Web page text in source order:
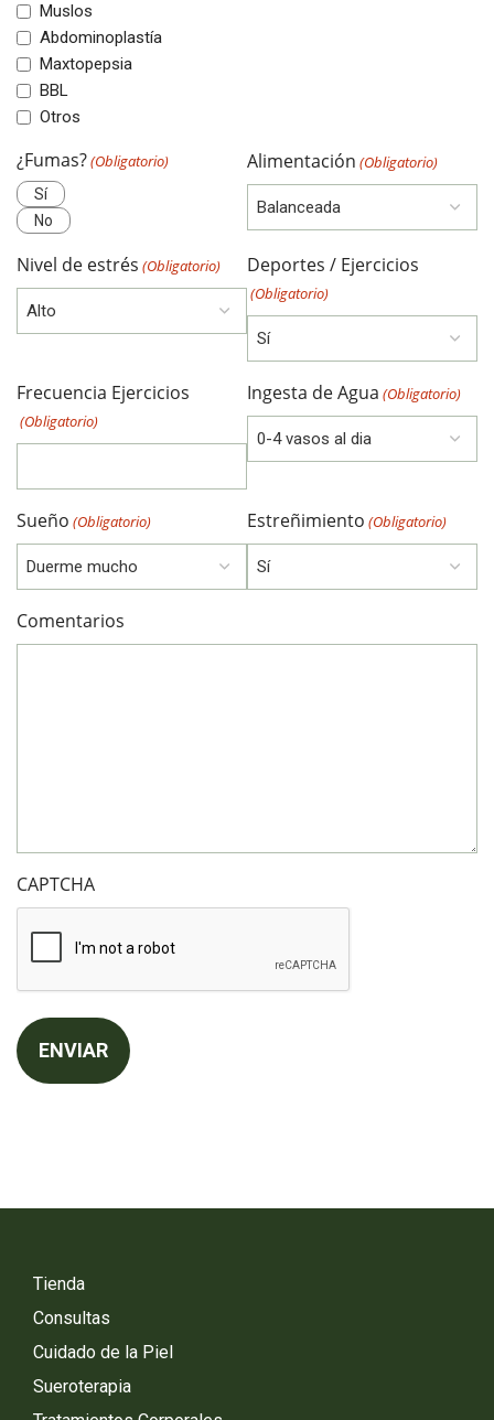
Muslos
Abdominoplastía
Maxtopepsia
BBL
Otros
¿Fumas?(Obligatorio)
Sí
No
Alimentación (Obligatorio)
Nivel de estrés (Obligatorio) Deportes / Ejercicios
(Obligatorio)
Frecuencia Ejercicios
(Obligatorio)
Ingesta de Agua (Obligatorio)
Sueño (Obligatorio) Estreñimiento (Obligatorio)
Comentarios
CAPTCHA
Tienda
Consultas
Cuidado de la Piel
Sueroterapia